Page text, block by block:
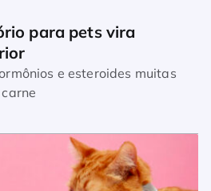
para pets vira
e esteroides muitas